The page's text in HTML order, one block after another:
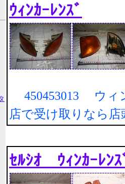
ｳｨﾝｶｰﾚﾝｽﾞ
450453013 ウィ
店で受け取りなら店
ｾﾙｼｵ ｳｨﾝｶｰﾚﾝｽ